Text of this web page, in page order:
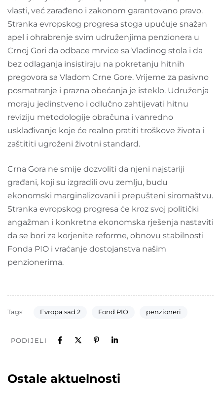
vlasti, već zarađeno i zakonom garantovano pravo.
Stranka evropskog progresa stoga upućuje snažan
apel i ohrabrenje svim udruženjima penzionera u
Crnoj Gori da odbace mrvice sa Vladinog stola i da
bez odlaganja insistiraju na pokretanju hitnih
pregovora sa Vladom Crne Gore. Vrijeme za pasivno
posmatranje i prazna obećanja je isteklo. Udruženja
moraju jedinstveno i odlučno zahtijevati hitnu
reviziju metodologije obračuna i vanredno
usklađivanje koje će realno pratiti troškove života i
zaštititi ugroženi životni standard.
Crna Gora ne smije dozvoliti da njeni najstariji
građani, koji su izgradili ovu zemlju, budu
ekonomski marginalizovani i prepušteni siromaštvu.
Stranka evropskog progresa će kroz svoj politički
angažman i konkretna ekonomska rješenja nastaviti
da se bori za korjenite reforme, obnovu stabilnosti
Fonda PIO i vraćanje dostojanstva našim
penzionerima.
Tags: Evropa sad 2 Fond PIO penzioneri
PODIJELI
Ostale aktuelnosti